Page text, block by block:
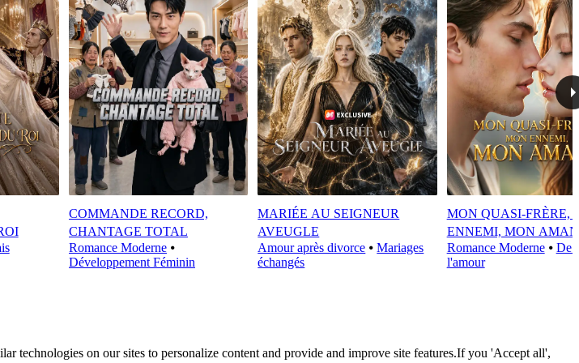
COMMANDE RECORD,
CHANTAGE TOTAL
Romance Moderne⦁
Développement Féminin
MARIÉE AU SEIGNEUR
AVEUGLE
Amour après divorce ⦁Mariages
échangés
MON QUASI-FRÈRE,
ENNEMI, MON
Romance Moderne⦁ De
l'amour
technologies on our sites to personalize content and provide and improve site features.If you 'Accept all',